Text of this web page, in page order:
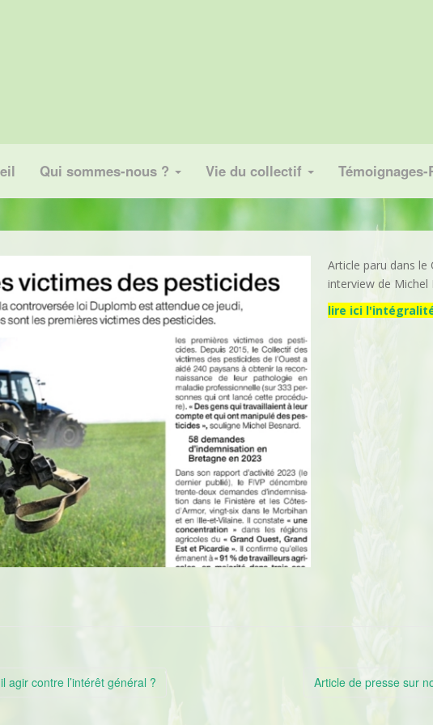
Qui sommes-nous ? Vie du collectif
Article paru dans le
interview de Michel
lire ici
agir contre l’intérêt général ? Article de presse sur